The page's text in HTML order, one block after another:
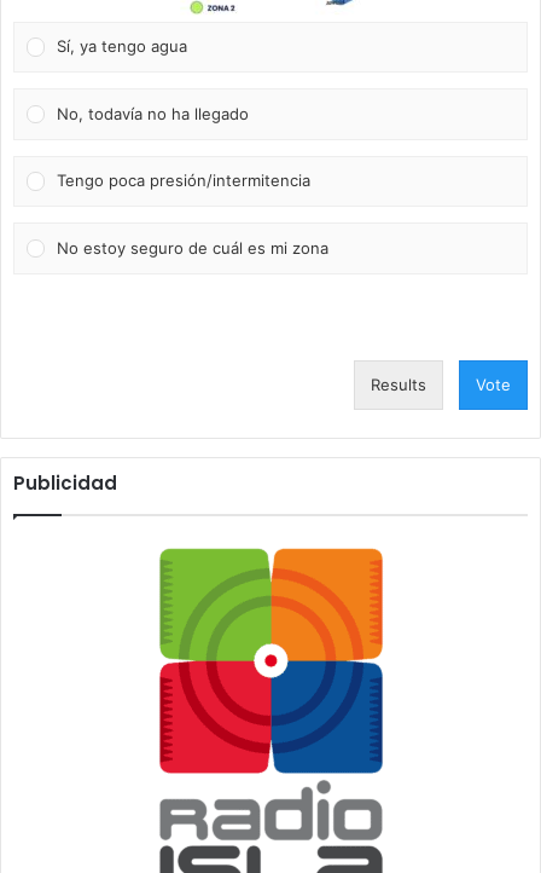
Sí, ya tengo agua
No, todavía no ha llegado
Tengo poca presión/intermitencia
No estoy seguro de cuál es mi zona
Results Vote
Publicidad